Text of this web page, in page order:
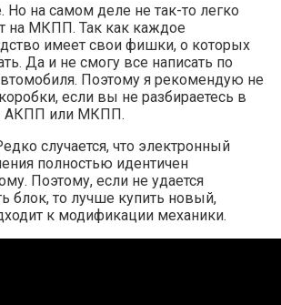
Но на самом деле не так-то легко
на МКПП. Так как каждое
имеет свои фишки, о которых
Да и не смогу все написать по
Поэтому я рекомендую не
если вы не разбираетесь в
АКПП или МКПП.
случается, что электронный
полностью идентичен
Поэтому, если не удается
блок, то лучше купить новый,
к модификации механики.